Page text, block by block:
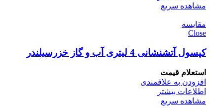
مشاهده سریع
مقایسه
Close
کپسول آتشنشانی 4 لیتری آب و گاز خزرسیلندر
استعلام قیمت
افزودن به علاقمندی
اطلاعات بیشتر
مشاهده سریع